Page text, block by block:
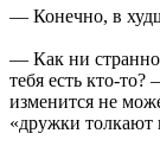
— Конечно, в
— Как ни
тебя есть кто-
изменится не
«дружки толкают